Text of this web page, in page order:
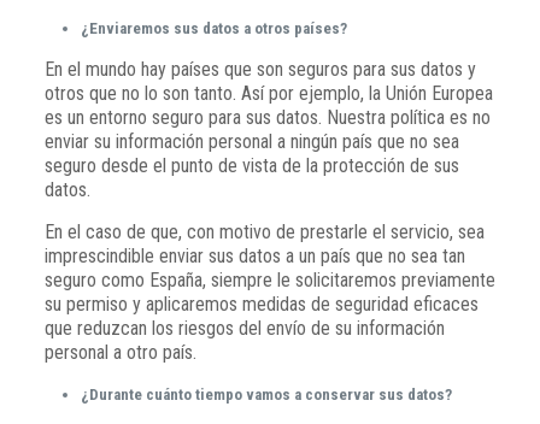
¿Enviaremos sus datos a otros países?
En el mundo hay países que son seguros para sus datos y
otros que no lo son tanto. Así por ejemplo, la Unión Europea
es un entorno seguro para sus datos. Nuestra política es no
enviar su información personal a ningún país que no sea
seguro desde el punto de vista de la protección de sus
datos.
En el caso de que, con motivo de prestarle el servicio, sea
imprescindible enviar sus datos a un país que no sea tan
seguro como España, siempre le solicitaremos previamente
su permiso y aplicaremos medidas de seguridad eficaces
que reduzcan los riesgos del envío de su información
personal a otro país.
¿Durante cuánto tiempo vamos a conservar sus datos?